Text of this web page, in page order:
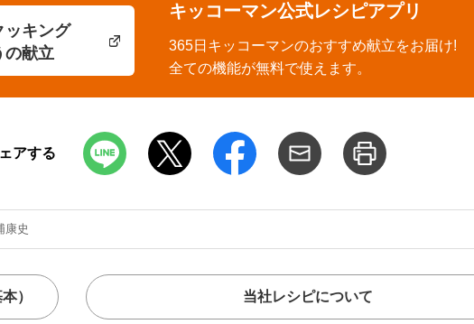
ッキング
の献立
キッコーマン公式レシピアプリ
365日キッコーマンのおすすめ献立をお届け!
全ての機能が無料で使えます。
アする
康史
） 当社レシピについて